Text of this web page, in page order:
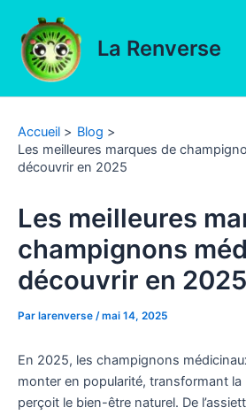
contenu
La Renverse
Accueil
Blog
Les meilleures marques de
découvrir en 2025
Les meilleures
champignons
découvrir en 2025
Par larenverse /mai 14, 2025
En 2025, les champignons
monter en popularité, transformant
perçoit le bien-être naturel. De